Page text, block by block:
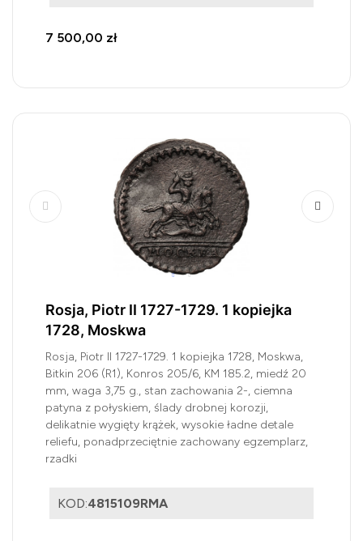
7 500,00 zł
Rosja, Piotr II 1727-1729. 1 kopiejka
1728, Moskwa
Rosja, Piotr II 1727-1729. 1 kopiejka 1728, Moskwa,
Bitkin 206 (R1), Konros 205/6, KM 185.2, miedź 20
mm, waga 3,75 g., stan zachowania 2-, ciemna
patyna z połyskiem, ślady drobnej korozji,
delikatnie wygięty krążek, wysokie ładne detale
reliefu, ponadprzeciętnie zachowany egzemplarz,
rzadki
KOD:4815109RMA